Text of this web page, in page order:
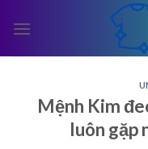
Mệnh Kim
luôn gặp